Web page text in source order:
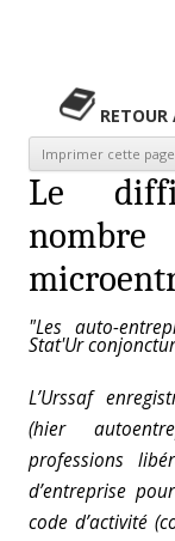
Le
"Les auto-
Stat'Ur
L’Urssaf
(hier
professions
d’entreprise
code d’activité